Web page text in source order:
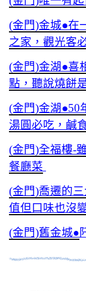
(金門)金城●在
之家，觀光客
(金門)金湖●喜
點，聽說燒餅
(金門)金湖●50
湯圓必吃，鹹
(金門)全福樓-
餐廳菜
(金門)喬遷的
值但口味也沒
(金門)舊金城●